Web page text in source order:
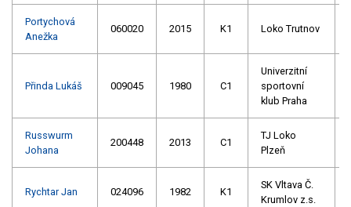
Portychová
Anežka
060020 2015 K1 Loko Trutnov
Přinda Lukáš 009045 1980 C1
Univerzitní
sportovní
klub Praha
Russwurm
Johana
200448 2013 C1
TJ Loko
Plzeň
Rychtar Jan 024096 1982 K1
SK Vltava Č.
Krumlov z.s.